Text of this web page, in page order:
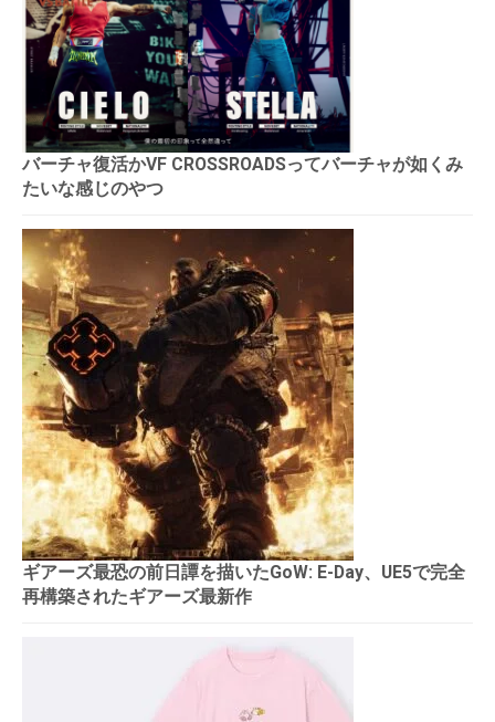
バーチャ復活かVF CROSSROADSってバーチャが如くみ
たいな感じのやつ
ギアーズ最恐の前日譚を描いたGoW: E-Day、UE5で完全
再構築されたギアーズ最新作